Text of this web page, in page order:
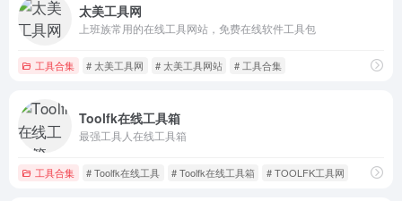
太美工具网
上班族常用的在线工具网站，免费在线软件工具包
工具合集 # 太美工具网 # 太美工具网站 # 工具合集
Toolfk在线工具箱
最强工具人在线工具箱
工具合集 # Toolfk在线工具 # Toolfk在线工具箱 # TOOLFK工具网